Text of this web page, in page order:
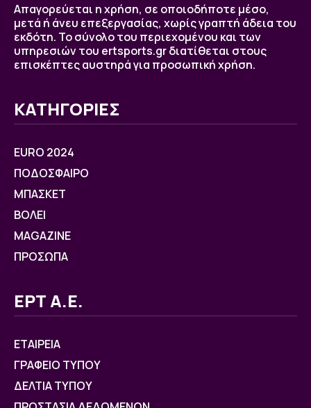
Απαγορεύεται η χρήση, σε οποιοδήποτε μέσο,
μετά ή άνευ επεξεργασίας, χωρίς γραπτή άδεια του
εκδότη. Το σύνολο του περιεχομένου και των
υπηρεσιών του ertsports.gr διατίθεται στους
επισκέπτες αυστηρά για προσωπική χρήση.
ΚΑΤΗΓΟΡΙΕΣ
EURO 2024
ΠΟΔΟΣΦΑΙΡΟ
ΜΠΑΣΚΕΤ
ΒOΛΕΙ
MAGAZINE
ΠΡΟΣΩΠΑ
ΕΡΤ Α.Ε.
ΕΤΑΙΡΕΙΑ
ΓΡΑΦΕΙΟ ΤΥΠΟΥ
ΔΕΛΤΙΑ ΤΥΠΟΥ